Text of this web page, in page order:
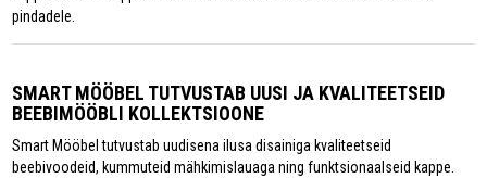
pindadele.
SMART MÖÖBEL TUTVUSTAB UUSI JA KVALITEETSEID
BEEBIMÖÖBLI KOLLEKTSIOONE
Smart Mööbel tutvustab uudisena ilusa disainiga kvaliteetseid
beebivoodeid, kummuteid mähkimislauaga ning funktsionaalseid kappe.